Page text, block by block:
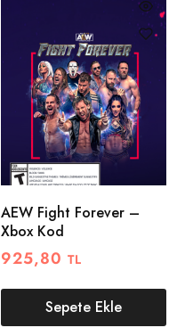
AEW Fight Forever –
Xbox Kod
925,80 TL
Sepete Ekle